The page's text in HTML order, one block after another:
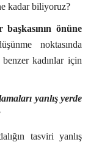
kadar biliyoruz?
önüne
noktasında
kadınlar için
yanlış yerde
tasviri yanlış